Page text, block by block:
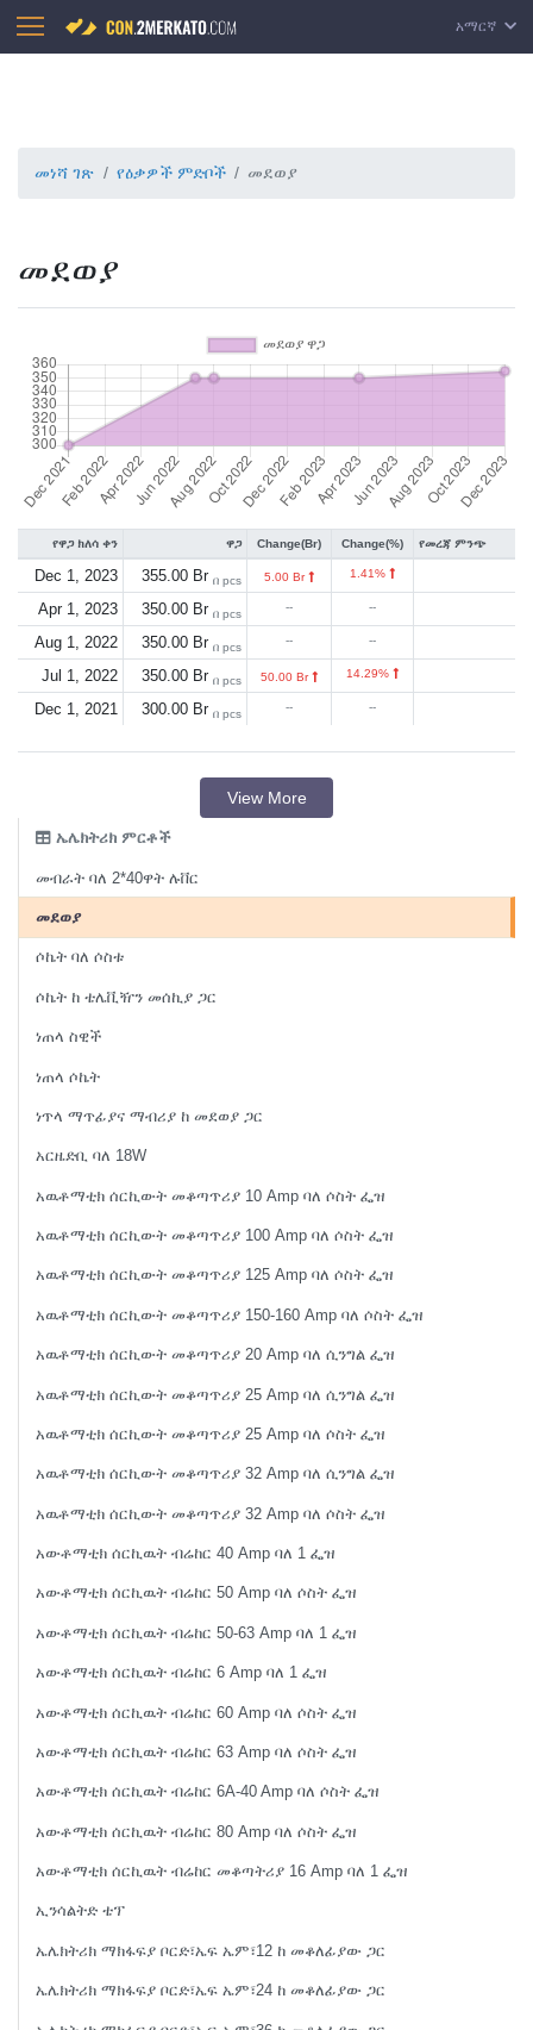
አማርኛ
መነሻ ገጽ የዕቃዎች ምድቦች መደወያ
መደወያ
የዋጋ ክለሳ ቀን ዋጋ Change(Br) Change(%) የመረጃ ምንጭ
Dec 1, 2023 355.00 Br በ pcs 5.00 Br 1.41%
Apr 1, 2023 350.00 Br በ pcs -- --
Aug 1, 2022 350.00 Br በ pcs -- --
Jul 1, 2022 350.00 Br በ pcs 50.00 Br 14.29%
Dec 1, 2021 300.00 Br በ pcs -- --
View More
ኤሌክትሪክ ምርቶች
መብራት ባለ 2*40ዋት ሉቨር
መደወያ
ሶኬት ባለ ሶስቱ
ሶኬት ከ ቴሌቪዥን መሰኪያ ጋር
ነጠላ ስዊች
ነጠላ ሶኬት
ነጥላ ማጥፊያና ማብሪያ ከ መደወያ ጋር
አርዜድቢ ባለ 18W
አዉቶማቲክ ሰርኪውት መቆጣጥሪያ 10 Amp ባለ ሶስት ፌዝ
አዉቶማቲክ ሰርኪውት መቆጣጥሪያ 100 Amp ባለ ሶስት ፌዝ
አዉቶማቲክ ሰርኪውት መቆጣጥሪያ 125 Amp ባለ ሶስት ፌዝ
አዉቶማቲክ ሰርኪውት መቆጣጥሪያ 150-160 Amp ባለ ሶስት ፌዝ
አዉቶማቲክ ሰርኪውት መቆጣጥሪያ 20 Amp ባለ ሲንግል ፌዝ
አዉቶማቲክ ሰርኪውት መቆጣጥሪያ 25 Amp ባለ ሲንግል ፌዝ
አዉቶማቲክ ሰርኪውት መቆጣጥሪያ 25 Amp ባለ ሶስት ፌዝ
አዉቶማቲክ ሰርኪውት መቆጣጥሪያ 32 Amp ባለ ሲንግል ፌዝ
አዉቶማቲክ ሰርኪውት መቆጣጥሪያ 32 Amp ባለ ሶስት ፌዝ
አውቶማቲክ ሰርኪዉት ብሬከር 40 Amp ባለ 1 ፌዝ
አውቶማቲክ ሰርኪዉት ብሬከር 50 Amp ባለ ሶስት ፌዝ
አውቶማቲክ ሰርኪዉት ብሬከር 50-63 Amp ባለ 1 ፌዝ
አውቶማቲክ ሰርኪዉት ብሬከር 6 Amp ባለ 1 ፌዝ
አውቶማቲክ ሰርኪዉት ብሬከር 60 Amp ባለ ሶስት ፌዝ
አውቶማቲክ ሰርኪዉት ብሬከር 63 Amp ባለ ሶስት ፌዝ
አውቶማቲክ ሰርኪዉት ብሬከር 6A-40 Amp ባለ ሶስት ፌዝ
አውቶማቲክ ሰርኪዉት ብሬከር 80 Amp ባለ ሶስት ፌዝ
አውቶማቲክ ሰርኪዉት ብሬከር መቆጣትሪያ 16 Amp ባለ 1 ፌዝ
ኢንሳልትድ ቴፕ
ኤሌክትሪክ ማክፋፍያ ቦርድ፣ኤፍ ኤም፣12 ከ መቆለፊያው ጋር
ኤሌክትሪክ ማክፋፍያ ቦርድ፣ኤፍ ኤም፣24 ከ መቆለፊያው ጋር